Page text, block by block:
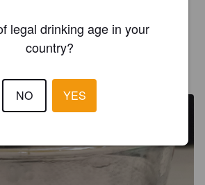
legal drinking age in your
country?
NO YES